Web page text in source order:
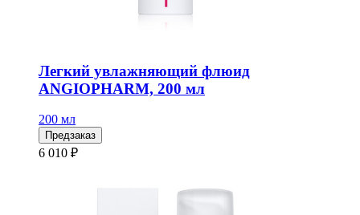
Легкий увлажняющий флюид
ANGIOPHARM, 200 мл
200 мл
Предзаказ
6 010 ₽